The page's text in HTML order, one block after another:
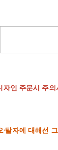
자인 주문시 주의
·탈자에 대해선